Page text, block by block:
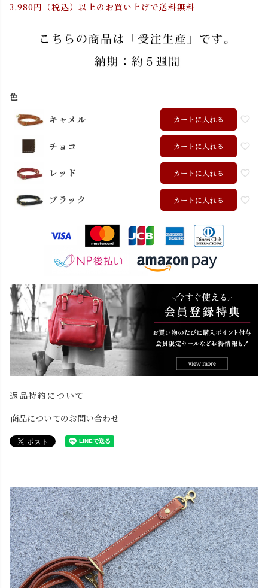
3,980円（税込）以上のお買い上げで送料無料
色
キャメル
カートに入れる
チョコ カートに入れる
レッド カートに入れる
ブラック カートに入れる
返品特約について
商品についてのお問い合わせ